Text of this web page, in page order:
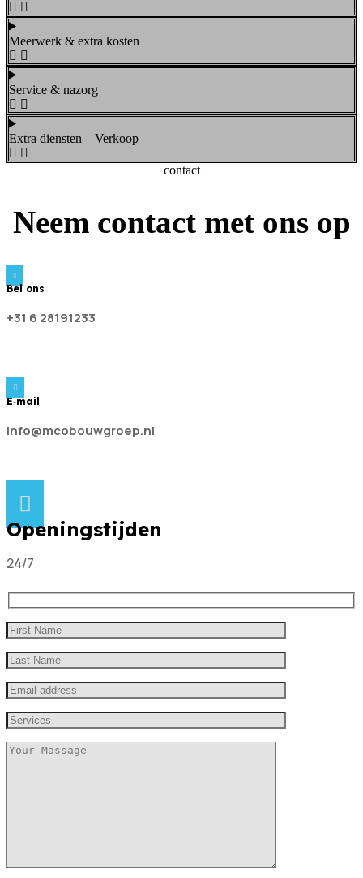
Meerwerk & extra kosten
Service & nazorg
Extra diensten – Verkoop
contact
Neem contact met ons op
Bel ons
+31 6 28191233
E‑mail
info@mcobouwgroep.nl
Openingstijden
24/7